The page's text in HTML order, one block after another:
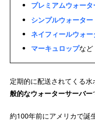
プレミアムウォータ
シンプルウォーター
ネイフィールウォー
マーキュロップなど
定期的に配送されてくる
般的なウォーターサーバー
約100年前にアメリカで誕